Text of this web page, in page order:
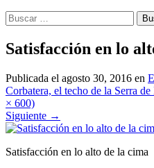
Buscar:
Satisfacción en lo
Publicada el agosto 30, 2016 en
Corbatera, el techo de la Serra
× 600)
Siguiente →
Satisfacción en lo alto de la cima